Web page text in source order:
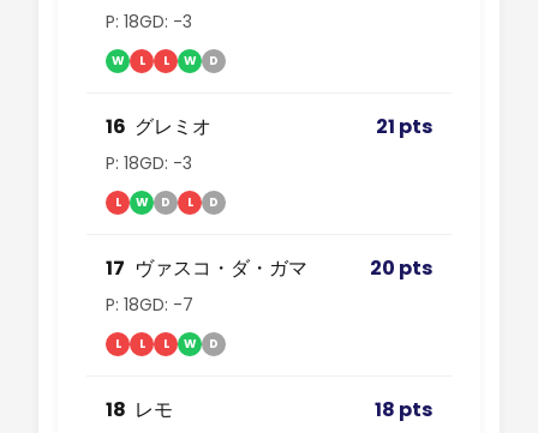
P: 18GD: -3
W L L W D
16 グレミオ 21 pts
P: 18GD: -3
L W D L D
17 ヴァスコ・ダ・ガマ 20 pts
P: 18GD: -7
L L L W D
18 レモ 18 pts